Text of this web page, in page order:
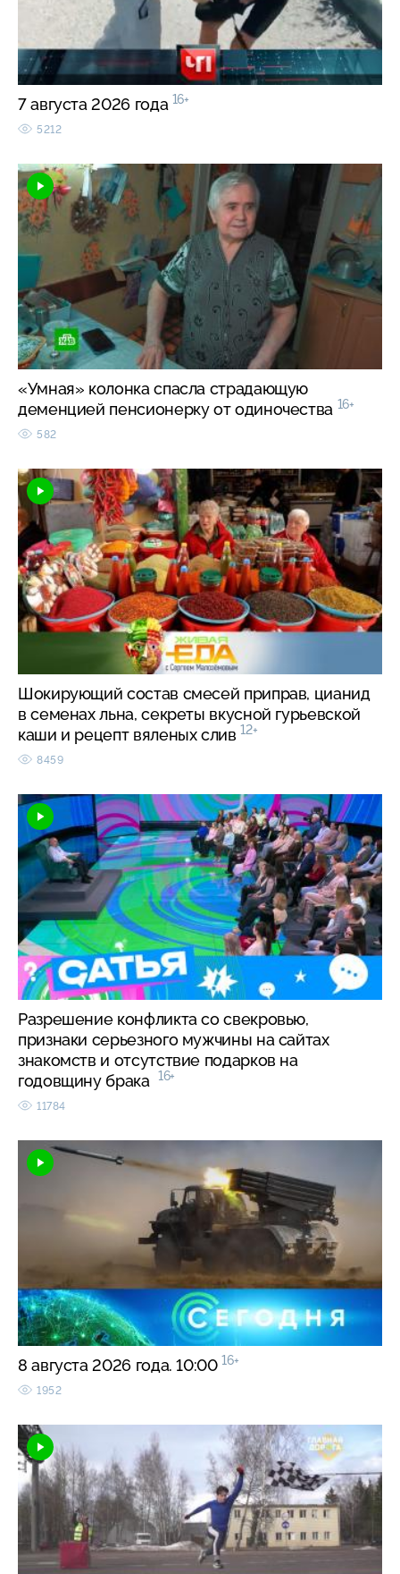
7 августа 2026 года 16+
5212
«Умная» колонка спасла страдающую
деменцией пенсионерку от одиночества 16+
582
Шокирующий состав смесей приправ, цианид
в семенах льна, секреты вкусной гурьевской
каши и рецепт вяленых слив 12+
8459
Разрешение конфликта со свекровью,
признаки серьезного мужчины на сайтах
знакомств и отсутствие подарков на
годовщину брака
16+
11784
8 августа 2026 года. 10:00 16+
1952